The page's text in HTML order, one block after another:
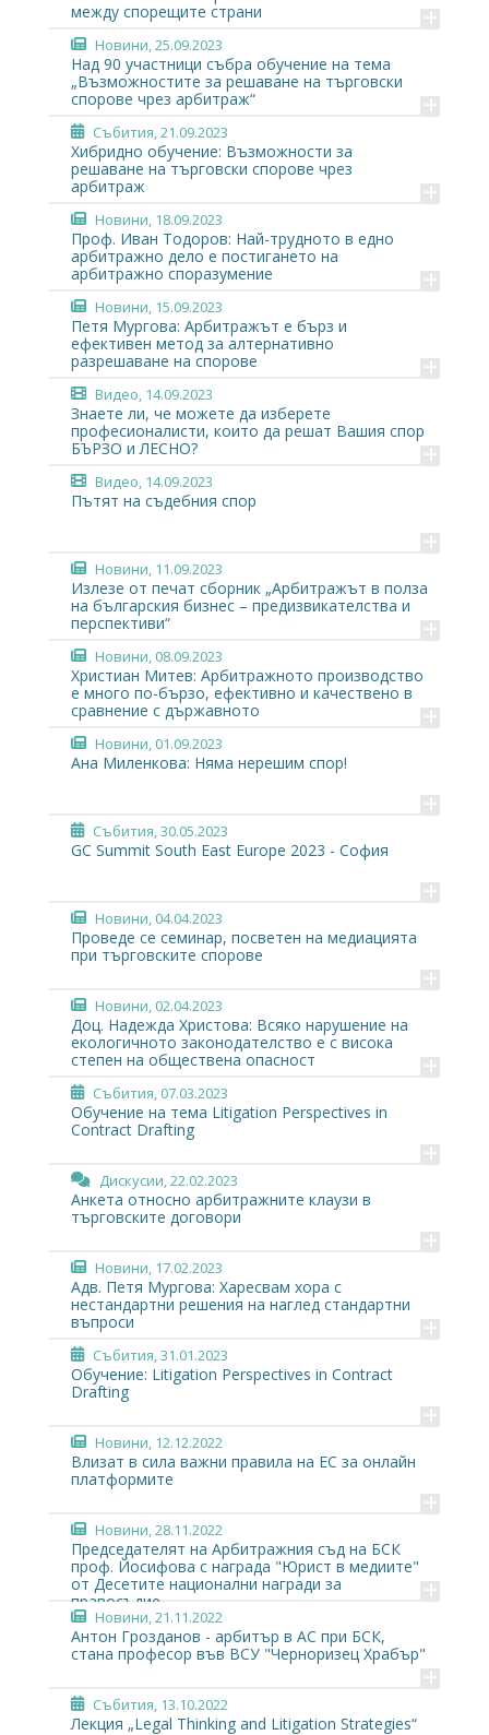
между спорещите страни
+
Новини, 25.09.2023
Над 90 участници събра обучение на тема
„Възможностите за решаване на търговски
спорове чрез арбитраж“
+
Събития, 21.09.2023
Хибридно обучение: Възможности за
решаване на търговски спорове чрез
арбитраж
+
Новини, 18.09.2023
Проф. Иван Тодоров: Най-трудното в едно
арбитражно дело е постигането на
арбитражно споразумение
+
Новини, 15.09.2023
Петя Мургова: Арбитражът е бърз и
ефективен метод за алтернативно
разрешаване на спорове
+
Видео, 14.09.2023
Знаете ли, че можете да изберете
професионалисти, които да решат Вашия спор
БЪРЗО и ЛЕСНО?
+
Видео, 14.09.2023
Пътят на съдебния спор
+
Новини, 11.09.2023
Излезе от печат сборник „Арбитражът в полза
на българския бизнес – предизвикателства и
перспективи“
+
Новини, 08.09.2023
Христиан Митев: Арбитражното производство
е много по-бързо, ефективно и качествено в
сравнение с държавното
+
Новини, 01.09.2023
Ана Миленкова: Няма нерешим спор!
+
Събития, 30.05.2023
GC Summit South East Europe 2023 - София
+
Новини, 04.04.2023
Проведе се семинар, посветен на медиацията
при търговските спорове
+
Новини, 02.04.2023
Доц. Надежда Христова: Всяко нарушение на
екологичното законодателство е с висока
степен на обществена опасност
+
Събития, 07.03.2023
Обучение на тема Litigation Perspectives in
Contract Drafting
+
Дискусии, 22.02.2023
Анкета относно арбитражните клаузи в
търговските договори
+
Новини, 17.02.2023
Адв. Петя Мургова: Харесвам хора с
нестандартни решения на наглед стандартни
въпроси
+
Събития, 31.01.2023
Обучение: Litigation Perspectives in Contract
Drafting
+
Новини, 12.12.2022
Влизат в сила важни правила на ЕС за онлайн
платформите
+
Новини, 28.11.2022
Председателят на Арбитражния съд на БСК
проф. Йосифова с награда "Юрист в медиите"
от Десетите национални награди за
правосъдие
+
Новини, 21.11.2022
Антон Грозданов - арбитър в АС при БСК,
стана професор във ВСУ "Черноризец Храбър"
+
Събития, 13.10.2022
Лекция „Legal Thinking and Litigation Strategies“